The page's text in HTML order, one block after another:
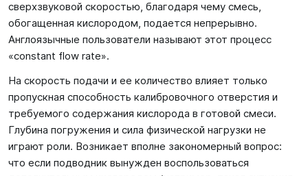
сверхзвуковой скоростью, благодаря чему смесь,
обогащенная кислородом, подается непрерывно.
Англоязычные пользователи называют этот процесс
«constant flow rate».
На скорость подачи и ее количество влияет только
пропускная способность калибровочного отверстия и
требуемого содержания кислорода в готовой смеси.
Глубина погружения и сила физической нагрузки не
играют роли. Возникает вполне закономерный вопрос:
что если подводник вынужден воспользоваться